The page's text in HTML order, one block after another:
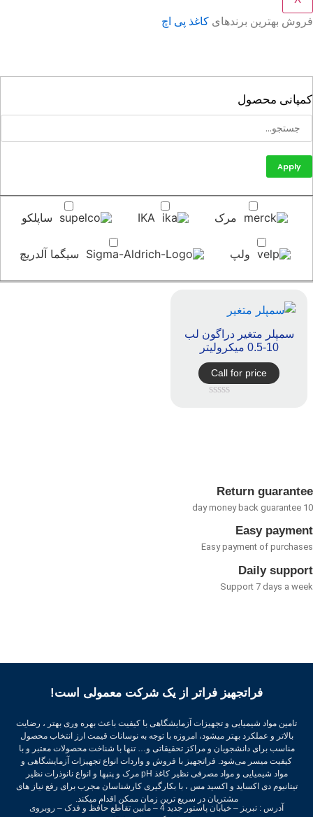
بهترین برندهایکاغذ پی اچ
محصول
Apply
مرک IKA ساپلکو
ولپ سیگما آلدریچ
سمپلر متغیر دراگون لب
10-0.5 میکرولیتر
Call for price
Return
Easy
Easy payment of
Daily
Support 7 days a
فراتجهیز فراتر از یک شرکت معمولی است!
تامین مواد شیمیایی و تجهیزات آزمایشگاهی با کیفیت باعث بهره وری بهتر ، رضایت
بالاتر و عملکرد بهتر میشود، امروزه با توجه به نوسانات قیمت ارز انتخاب محصول
مناسب برای دانشجویان و مراکز تحقیقاتی و… تنها با شناخت محصولات معتبر و با
کیفیت میسر می‌شود.فراتجهیز با فروش و واردات انواع تجهیزات آزمایشگاهی و
مواد شیمیایی و مواد مصرفی نظیر کاغذ pH مرک و پنپها و انواع نانوذرات نظیر
تیتانیوم دی اکساید و اکسید مس ، با بکارگیری کارشناسان مجرب برای رفع نیاز های
مشتریان در سریع ترین زمان ممکن اقدام میکند.
آدرس : تبریز – خیابان پاستور جدید 4 – مابین تقاطع حافظ و فدک – روبروی